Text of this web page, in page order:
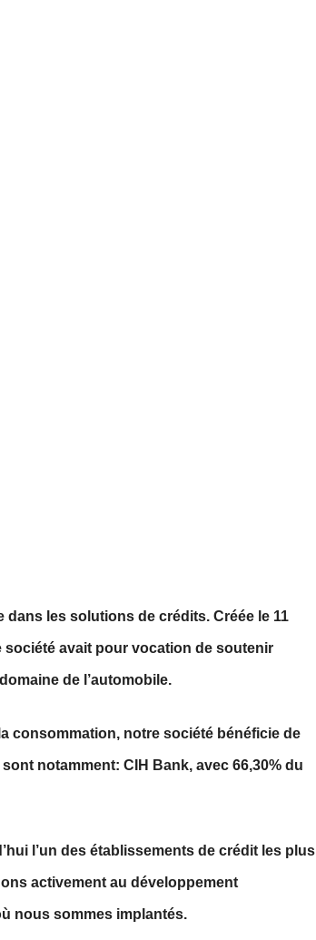
les solutions de crédits. Créée le 11
société avait pour vocation de soutenir
de l’automobile.
consommation, notre société bénéficie de
notamment: CIH Bank, avec 66,30% du
l’un des établissements de crédit les plus
activement au développement
nous sommes implantés.